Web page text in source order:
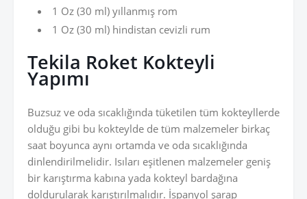
1 Oz (30 ml) yıllanmış rom
1 Oz (30 ml) hindistan cevizli rum
Tekila Roket Kokteyli
Yapımı
Buzsuz ve oda sıcaklığında tüketilen tüm kokteyllerde
olduğu gibi bu kokteylde de tüm malzemeler birkaç
saat boyunca aynı ortamda ve oda sıcaklığında
dinlendirilmelidir. Isıları eşitlenen malzemeler geniş
bir karıştırma kabına yada kokteyl bardağına
doldurularak karıştırılmalıdır. İspanyol şarap